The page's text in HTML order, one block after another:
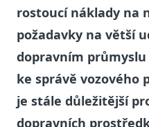
rostoucí náklady na
požadavky na větší
dopravním
ke správě vozového
je stále důležitější
dopravních